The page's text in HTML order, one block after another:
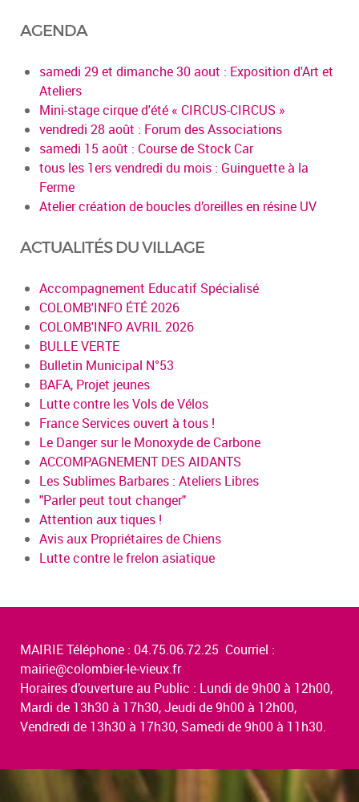
AGENDA
samedi 29 et dimanche 30 aout : Exposition d'Art et
Ateliers
Mini-stage cirque d'été « CIRCUS-CIRCUS »
vendredi 28 août : Forum des Associations
samedi 15 août : Course de Stock Car
tous les 1ers vendredi du mois : Guinguette à la
Ferme
Atelier création de boucles d’oreilles en résine UV
ACTUALITÉS DU VILLAGE
Accompagnement Educatif Spécialisé
COLOMB'INFO ÉTÉ 2026
COLOMB'INFO AVRIL 2026
BULLE VERTE
Bulletin Municipal N°53
BAFA, Projet jeunes
Lutte contre les Vols de Vélos
France Services ouvert à tous !
Le Danger sur le Monoxyde de Carbone
ACCOMPAGNEMENT DES AIDANTS
Les Sublimes Barbares : Ateliers Libres
"Parler peut tout changer"
Attention aux tiques !
Avis aux Propriétaires de Chiens
Lutte contre le frelon asiatique
MAIRIE Téléphone : 04.75.06.72.25 Courriel :
mairie@colombier-le-vieux.fr
Horaires d’ouverture au Public : Lundi de 9h00 à 12h00,
Mardi de 13h30 à 17h30, Jeudi de 9h00 à 12h00,
Vendredi de 13h30 à 17h30, Samedi de 9h00 à 11h30.